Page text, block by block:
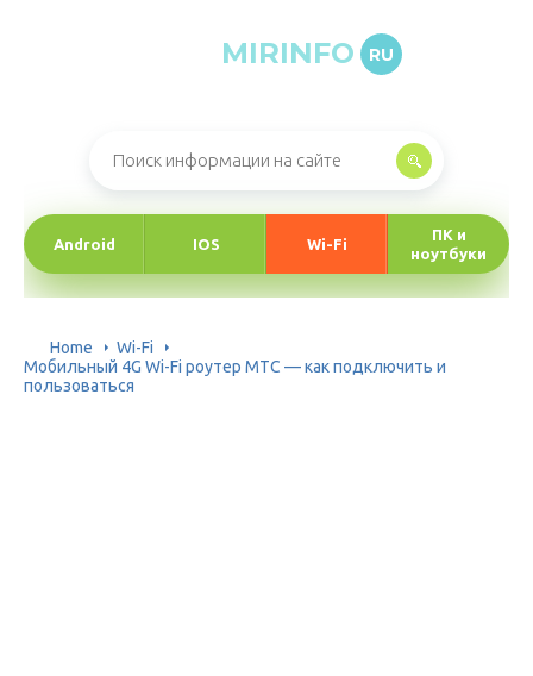
MIRINFO RU
Android IOS Wi-Fi
ПК и
ноутбуки
Home
Wi-Fi
Мобильный 4G Wi-Fi роутер МТС — как подключить и
пользоваться